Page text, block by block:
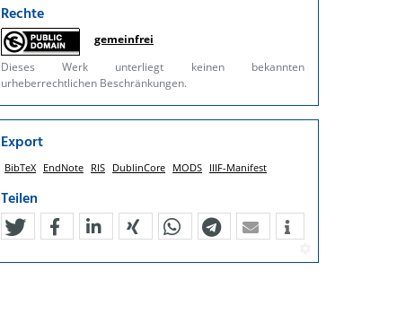
Rechte
gemeinfrei
Dieses Werk unterliegt keinen bekannten
urheberrechtlichen Beschränkungen.
Export
BibTeX EndNote RIS DublinCore MODS IIIF-Manifest
Teilen